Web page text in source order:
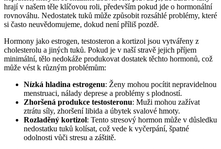
hrají v našem těle klíčovou roli, především pokud jde o hormonální
rovnováhu. Nedostatek tuků může způsobit rozsáhlé problémy, které
si často neuvědomujeme, dokud není příliš pozdě.
Hormony jako estrogen, testosteron a kortizol jsou vytvářeny z
cholesterolu a jiných tuků. Pokud je v naší stravě jejich příjem
minimální, tělo nedokáže produkovat dostatek těchto hormonů, což
může vést k různým problémům:
Nízká hladina estrogenu: Ženy mohou pocítit nepravidelnou
menstruaci, nálady deprese a problémy s plodností.
Zhoršená produkce testosteronu: Muži mohou zažívat
ztrátu síly, zhoršení libida a úbytek svalové hmoty.
Rozladěný kortizol: Tento stresový hormon může v důsledku
nedostatku tuků kolísat, což vede k vyčerpání, špatné
odolnosti vůči stresu a záštitě.